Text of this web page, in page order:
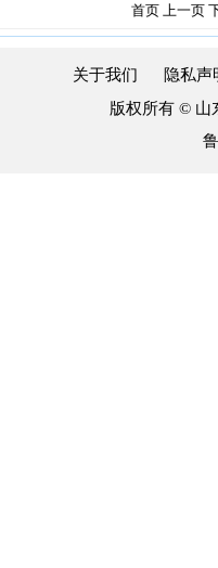
首页 上一页
关于我们
隐私声
版权所有 © 山